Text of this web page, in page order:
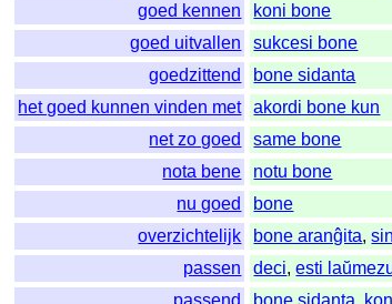
goed kennen
koni bone
goed uitvallen
sukcesi bone
goedzittend
bone sidanta
het goed kunnen vinden met
akordi bone kun
net zo goed
same bone
nota bene
notu bone
nu goed
bone
overzichtelijk
bone aranĝita,
passen
deci,esti